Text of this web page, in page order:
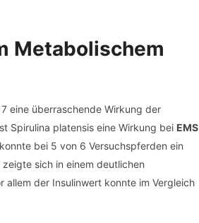
Metabolischem
eine überraschende Wirkung der
Spirulina platensis eine Wirkung bei EMS
bei 5 von 6 Versuchspferden ein
sich in einem deutlichen
allem der Insulinwert konnte im Vergleich